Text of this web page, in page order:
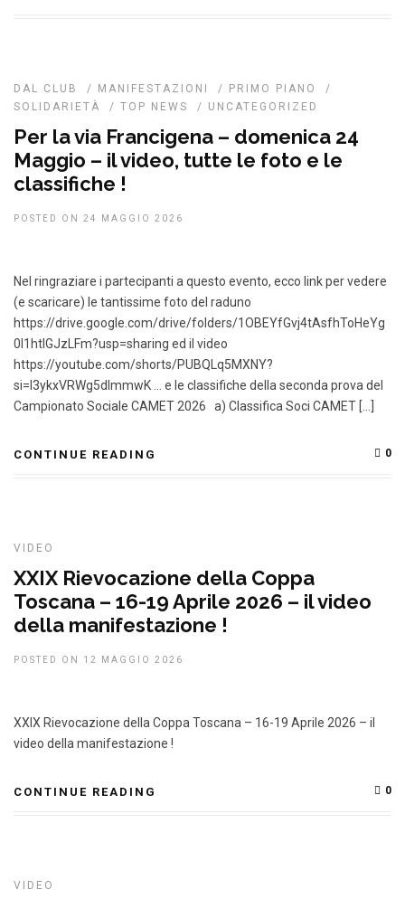
DAL CLUB / MANIFESTAZIONI / PRIMO PIANO
/
SOLIDARIETÀ
/ TOP NEWS / UNCATEGORIZED
Per la via Francigena – domenica 24
Maggio – il video, tutte le foto e le
classifiche !
POSTED ON 24 MAGGIO 2026
Nel ringraziare i partecipanti a questo evento, ecco link per vedere
(e scaricare) le tantissime foto del raduno
https://drive.google.com/drive/folders/1OBEYfGvj4tAsfhToHeYg
0l1htlGJzLFm?usp=sharing ed il video
https://youtube.com/shorts/PUBQLq5MXNY?
si=I3ykxVRWg5dImmwK … e le classifiche della seconda prova del
Campionato Sociale CAMET 2026 a) Classifica Soci CAMET […]
CONTINUE READING 0
VIDEO
XXIX Rievocazione della Coppa
Toscana – 16-19 Aprile 2026 – il video
della manifestazione !
POSTED ON 12 MAGGIO 2026
XXIX Rievocazione della Coppa Toscana – 16-19 Aprile 2026 – il
video della manifestazione !
CONTINUE READING 0
VIDEO